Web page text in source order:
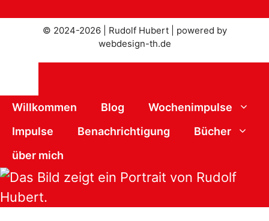
© 2024-2026 | Rudolf Hubert | powered by
webdesign-th.de
Schließen
Willkommen Blog
Wochenimpulse
Impulse
Benachrichtigung
Bücher
über mich